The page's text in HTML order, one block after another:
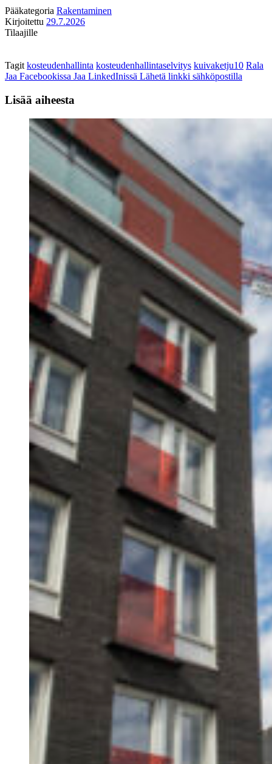
Pääkategoria Rakentaminen
Kirjoitettu 29.7.2026
Tilaajille
Tagit kosteudenhallinta kosteudenhallintaselvitys kuivaketju10 Rala
Jaa Facebookissa Jaa LinkedInissä Lähetä linkki sähköpostilla
Lisää aiheesta